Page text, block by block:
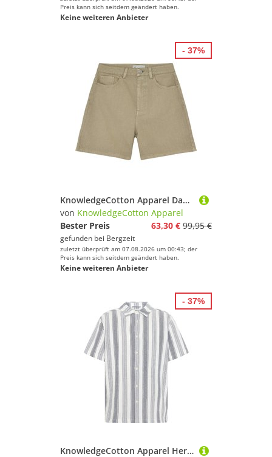
Preis kann sich seitdem geändert haben.
Keine weiteren Anbieter
KnowledgeCotton Apparel Damen Gale Straight Mid-Rise Twill Shorts
von KnowledgeCotton Apparel
Bester Preis
63,30 € 99,95 €
gefunden bei Bergzeit
zuletzt überprüft am 07.08.2026 um 00:43; der
Preis kann sich seitdem geändert haben.
Keine weiteren Anbieter
- 37%
KnowledgeCotton Apparel Herren Stripe Hemd
- 37%